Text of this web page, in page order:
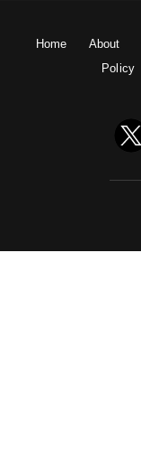
Home About
Policy